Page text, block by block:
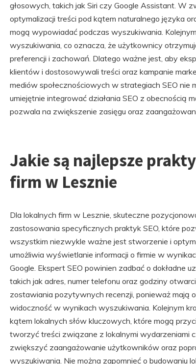
głosowych, takich jak Siri czy Google Assistant. W
optymalizacji treści pod kątem naturalnego języka
mogą wypowiadać podczas wyszukiwania.
wyszukiwania, co oznacza, że użytkownicy
preferencji i zachowań. Dlatego ważne jest, aby
klientów i dostosowywali treści oraz kampanie
mediów społecznościowych w strategiach SEO nie
umiejętnie integrować działania SEO z obecnością
pozwala na zwiększenie zasięgu oraz
Jakie są najlepsze
firm w Lesznie
Dla lokalnych firm w Lesznie, skuteczne
zastosowania specyficznych praktyk SEO, które
wszystkim niezwykle ważne jest stworzenie i
umożliwia wyświetlanie informacji o firmie w
Google. Ekspert SEO powinien zadbać o dokładne
takich jak adres, numer telefonu oraz godziny
zostawiania pozytywnych recenzji, ponieważ mają
widoczność w wynikach wyszukiwania. Kolejnym
kątem lokalnych słów kluczowych, które mogą
tworzyć treści związane z lokalnymi wydarzeniami
zwiększyć zaangażowanie użytkowników oraz
wyszukiwania. Nie można zapomnieć o budowaniu